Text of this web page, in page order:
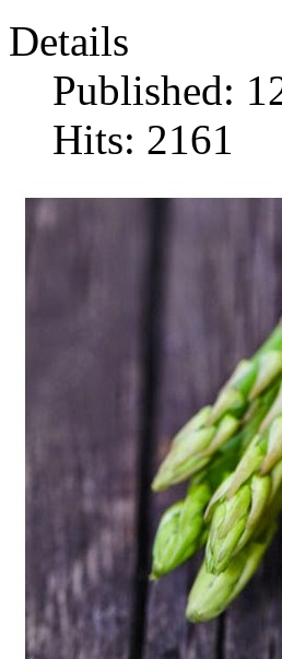
Details
Published:
Hits: 2161